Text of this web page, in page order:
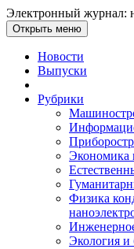
Электронный журнал:
Открыть меню
Новости
Выпуски
Рубрики
Экономика
Физика
Экология и